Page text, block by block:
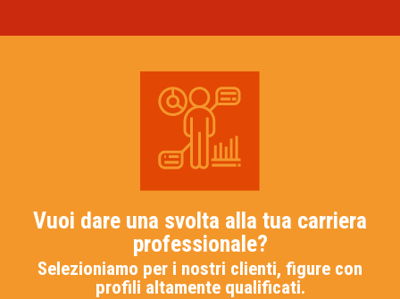
Vuoi dare una svolta alla tua carriera
professionale?
Selezioniamo per i nostri clienti, figure con
profili altamente qualificati.